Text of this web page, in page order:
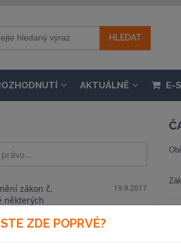
AKTUÁLNĚ E-
zákon č.
některých
znění pozdějších
19.9.2017
ZDE POPRVÉ?